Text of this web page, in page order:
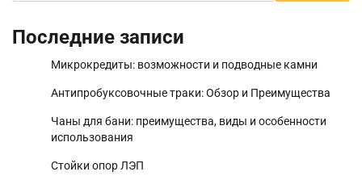
Последние записи
Микрокредиты: возможности и подводные камни
Антипробуксовочные траки: Обзор и Преимущества
Чаны для бани: преимущества, виды и особенности
использования
Стойки опор ЛЭП